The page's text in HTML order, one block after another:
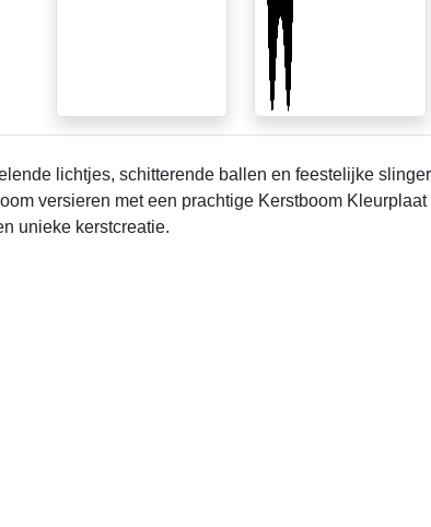
lichtjes, schitterende ballen en feestelijke
versieren met een prachtige Kerstboom Kleurplaat
unieke kerstcreatie.